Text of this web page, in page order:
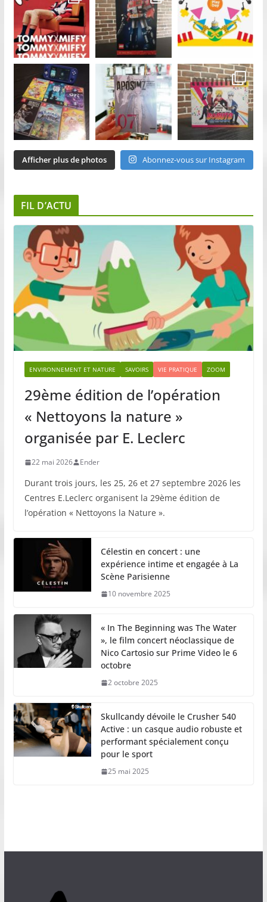
Afficher plus de photos Abonnez-vous sur Instagram
FIL D’ACTU
ENVIRONNEMENT ET NATURE SAVOIRS VIE PRATIQUE ZOOM
29ème édition de l’opération
« Nettoyons la nature »
organisée par E. Leclerc
22 mai 2026 Ender
Durant trois jours, les 25, 26 et 27 septembre 2026 les
Centres E.Leclerc organisent la 29ème édition de
l’opération « Nettoyons la Nature ».
Célestin en concert : une
expérience intime et engagée à La
Scène Parisienne
10 novembre 2025
« In The Beginning was The Water
», le film concert néoclassique de
Nico Cartosio sur Prime Video le 6
octobre
2 octobre 2025
Skullcandy dévoile le Crusher 540
Active : un casque audio robuste et
performant spécialement conçu
pour le sport
25 mai 2025